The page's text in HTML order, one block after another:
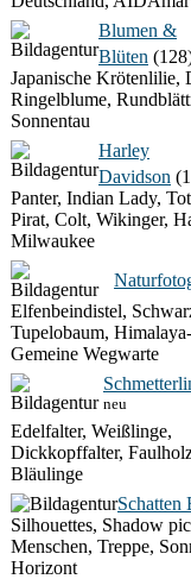
Blumen &
Blüten
Japanische Krötenlilie,
Ringelblume,
Sonnentau
Harley
Davidson
Panter, Indian Lady,
Pirat, Colt, Wikinger,
Milwaukee
Elfenbeindistel,
Tupelobaum,
Gemeine Wegwarte
neu
Edelfalter, Weißlinge,
Dickkopffalter,
Bläulinge
Schatten
Silhouettes, Shadow
Menschen, Treppe,
Horizont